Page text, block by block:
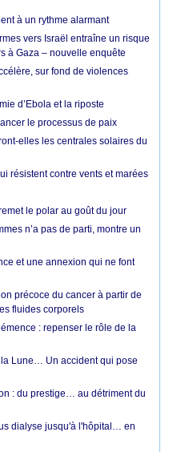
à un rythme alarmant
vers Israël entraîne un risque
à Gaza – nouvelle enquête
sur fond de violences
d’Ebola et la riposte
le processus de paix
elles les centrales solaires du
résistent contre vents et marées
le polar au goût du jour
n’a pas de parti, montre un
et une annexion qui ne font
précoce du cancer à partir de
fluides corporels
: repenser le rôle de la
Lune… Un accident qui pose
: du prestige… au détriment du
dialyse jusqu'à l'hôpital… en